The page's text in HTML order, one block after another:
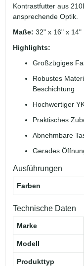
Kontrastfutter aus
ansprechende Optik.
Maße: 32" x 16" x 14"
Highlights:
Großzügiges
Robustes
Beschichtung
Hochwertiger
Praktisches
Abnehmbare
Gerades
Ausführungen
Farben
Technische Daten
Marke
Modell
Produkttyp